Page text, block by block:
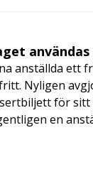
anställda ett
Nyligen
för
en